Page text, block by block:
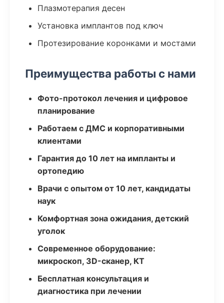
Плазмотерапия десен
Установка имплантов под ключ
Протезирование коронками и мостами
Преимущества работы с нами
Фото-протокол лечения и цифровое
планирование
Работаем с ДМС и корпоративными
клиентами
Гарантия до 10 лет на импланты и
ортопедию
Врачи с опытом от 10 лет, кандидаты
наук
Комфортная зона ожидания, детский
уголок
Современное оборудование:
микроскоп, 3D-сканер, КТ
Бесплатная консультация и
диагностика при лечении